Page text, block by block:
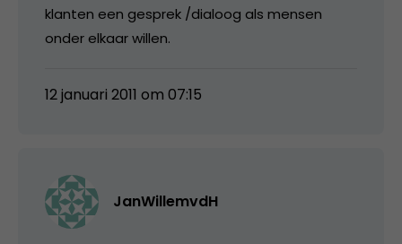
klanten een gesprek /dialoog als mensen
onder elkaar willen.
12 januari 2011 om 07:15
JanWillemvdH